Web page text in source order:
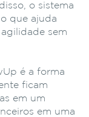
o sistema
que ajuda
sem
é a forma
ficam
em um
em uma